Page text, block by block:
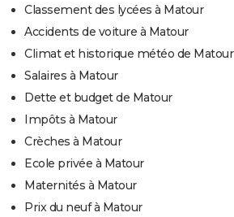
Classement des lycées à Matour
Accidents de voiture à Matour
Climat et historique météo de Matour
Salaires à Matour
Dette et budget de Matour
Impôts à Matour
Crèches à Matour
Ecole privée à Matour
Maternités à Matour
Prix du neuf à Matour